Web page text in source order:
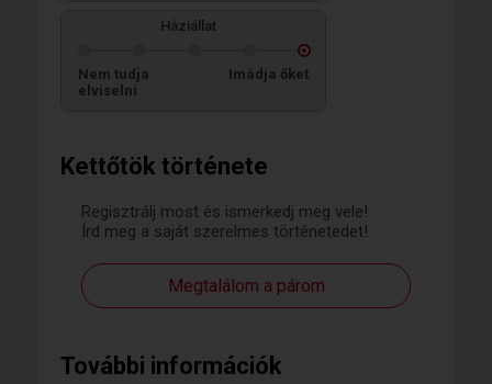
Kettőtök története
Regisztrálj most és ismerkedj meg vele!
Írd meg a saját szerelmes történetedet!
Megtalálom a párom
További információk
Háziállat
Nem tudja
elviselni
Imádja őket